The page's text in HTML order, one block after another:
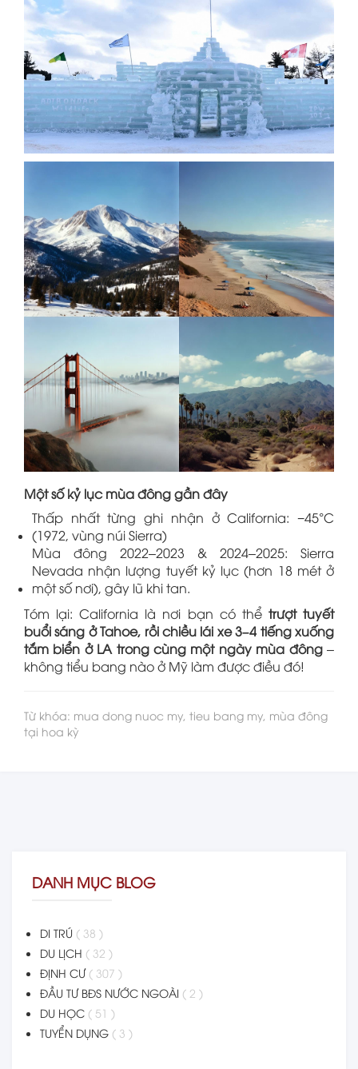
Một số kỷ lục mùa đông gần đây
Thấp nhất từng ghi nhận ở California: −45°C
(1972, vùng núi Sierra)
Mùa đông 2022–2023 & 2024–2025: Sierra
Nevada nhận lượng tuyết kỷ lục (hơn 18 mét ở
một số nơi), gây lũ khi tan.
Tóm lại: California là nơi bạn có thể trượt tuyết
buổi sáng ở Tahoe, rồi chiều lái xe 3–4 tiếng xuống
tắm biển ở LA trong cùng một ngày mùa đông–
không tiểu bang nào ở Mỹ làm được điều đó!
Từ khóa: mua dong nuoc my, tieu bang my, mùa đông
tại hoa kỳ
DANH MỤC BLOG
DI TRÚ ( 38 )
DU LỊCH ( 32 )
ĐỊNH CƯ ( 307 )
ĐẦU TƯ BĐS NƯỚC NGOÀI ( 2 )
DU HỌC ( 51 )
TUYỂN DỤNG ( 3 )